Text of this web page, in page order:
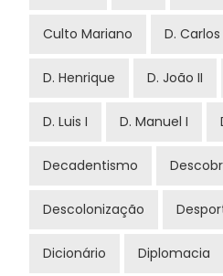
Culto Mariano D. Carlos
D. Henrique D. João II
D. Luis I D. Manuel I
Decadentismo
Descolonização
Dicionário Diplomacia